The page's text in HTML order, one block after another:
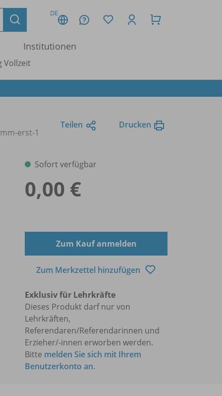
DE
Institutionen
Vollzeit
erst-1
Teilen Drucken
Sofort verfügbar
0,00 €
Zum Kauf anmelden
Zum Merkzettel hinzufügen
Exklusiv für Lehrkräfte
Dieses Produkt darf nur von
Lehrkräften,
Referendaren/Referendarinnen und
Erzieher/-innen erworben werden.
Bitte melden Sie sich mit Ihrem
Benutzerkonto an.